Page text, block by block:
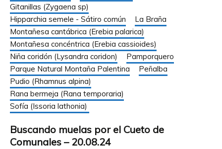
Gitanillas (Zygaena sp)
Hipparchia semele - Sátiro común
La Braña
Montañesa cantábrica (Erebia palarica)
Montañesa concéntrica (Erebia cassioides)
Niña coridón (Lysandra coridon)
Pamporquero
Parque Natural Montaña Palentina
Peñalba
Pudio (Rhamnus alpina)
Rana bermeja (Rana temporaria)
Sofía (Issoria lathonia)
Buscando muelas por el Cueto de
Comunales – 20.08.24